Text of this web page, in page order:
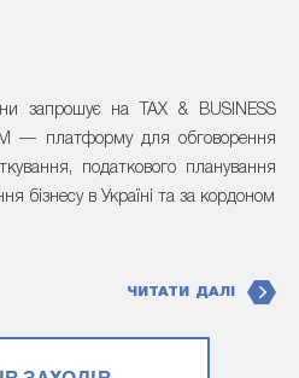
запрошує на TAX & BUSINESS
— платформу для обговорення
податкового планування
бізнесу в Україні та за кордоном
ЧИТАТИ ДАЛІ